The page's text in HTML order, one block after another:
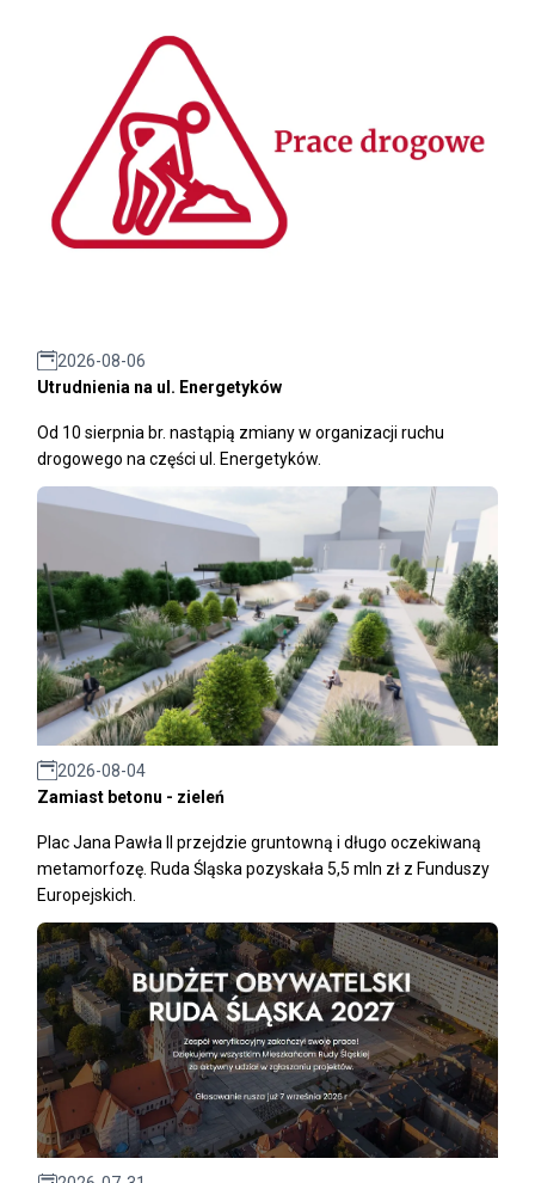
2026-08-06
Utrudnienia na ul. Energetyków
Od 10 sierpnia br. nastąpią zmiany w organizacji ruchu
drogowego na części ul. Energetyków.
2026-08-04
Zamiast betonu - zieleń
Plac Jana Pawła II przejdzie gruntowną i długo oczekiwaną
metamorfozę. Ruda Śląska pozyskała 5,5 mln zł z Funduszy
Europejskich.